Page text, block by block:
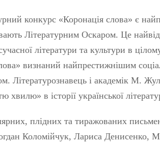
конкурс «Коронація слова» є
Літературним Оскаром. Це
літератури та культури в
визнаний найпрестижнішим
Літературознавець і академік М.
хвилю» в історії української
плідних та тиражованих
Коломійчук, Лариса Денисенко,